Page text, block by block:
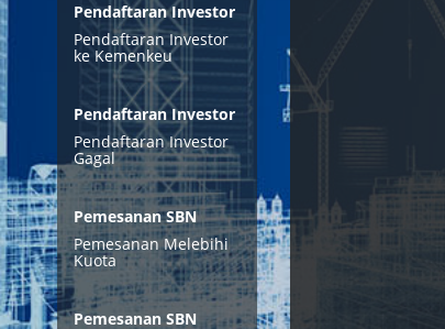
Pendaftaran Investor
Pendaftaran Investor
ke Kemenkeu
Pendaftaran Investor
Pendaftaran Investor
Gagal
Pemesanan SBN
Pemesanan Melebihi
Kuota
Pemesanan SBN